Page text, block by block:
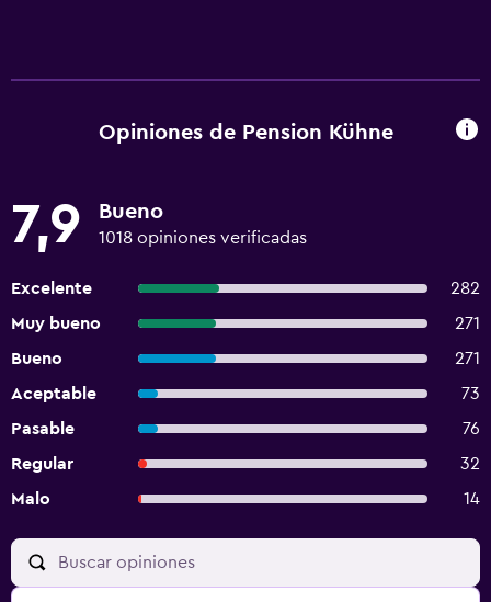
Opiniones de Pension Kühne
7,9 Bueno
1018 opiniones verificadas
Excelente
282
Muy bueno
271
Bueno
271
Aceptable
73
Pasable
76
Regular
32
Malo
14